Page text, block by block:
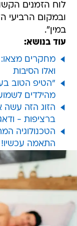
לוח הזמנים
ובמקום הרביעי
במין".
עוד בנושא:
מחקרים
ואלו הסיבות
"הטיפ הטוב
מהילדים
הזוג הזה
ברציפות -
הטכנולוגיה
התאמה עכשיו!